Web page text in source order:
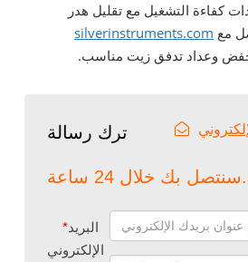
كفاءة التشغيل مع تقليل هدر
مع silverinstruments.com
وعداد تدفق زيت مناسب.
ترك رسالة
24 ساعة..
*البريد
الإلكتروني